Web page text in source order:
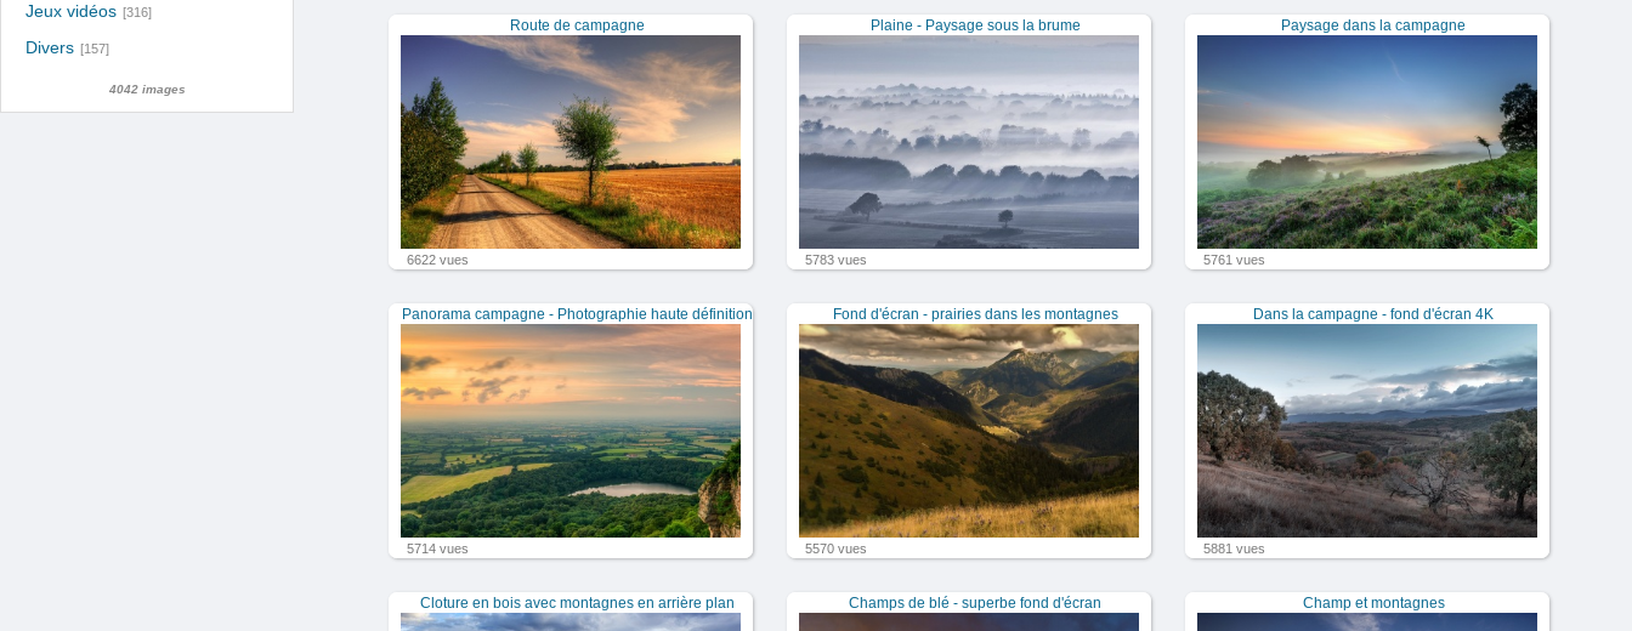
Jeux vidéos [316]
Divers [157]
4042 images
Route de campagne
6622 vues
Plaine - Paysage sous la brume
5783 vues
Paysage dans la campagne
5761 vues
Panorama campagne - Photographie haute définition
5714 vues
Fond d'écran - prairies dans les montagnes
5570 vues
Dans la campagne - fond d'écran 4K
5881 vues
Cloture en bois avec montagnes en arrière plan Champs de blé - superbe fond d'écran Champ et montagnes